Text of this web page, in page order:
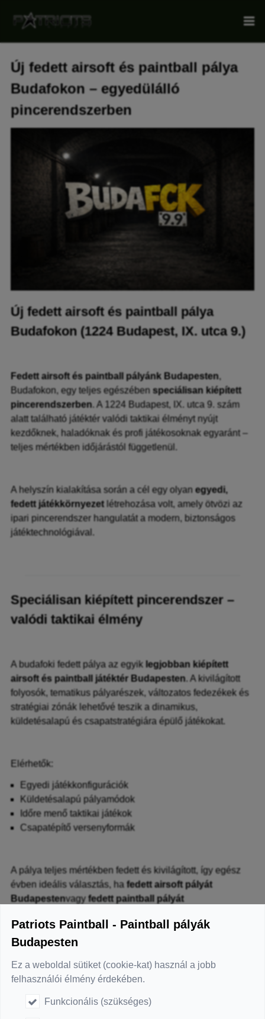
Új fedett airsoft és paintball pálya
Budafokon – egyedülálló
pincerendszerben
Új fedett airsoft és paintball pálya
Budafokon (1224 Budapest, IX. utca 9.)
Fedett airsoft és paintball pályánk Budapesten,
Budafokon, egy teljes egészében speciálisan kiépített
pincerendszerben. A 1224 Budapest, IX. utca 9. szám
alatt található játéktér valódi taktikai élményt nyújt
kezdőknek, haladóknak és profi játékosoknak egyaránt –
teljes mértékben időjárástól függetlenül.
A helyszín kialakítása során a cél egy olyan egyedi,
fedett játékkörnyezet létrehozása volt, amely ötvözi az
ipari pincerendszer hangulatát a modern, biztonságos
játéktechnológiával.
Speciálisan kiépített pincerendszer –
valódi taktikai élmény
A budafoki fedett pálya az egyik legjobban kiépített
airsoft és paintball játéktér Budapesten. A kivilágított
folyosók, tematikus pályarészek, változatos fedezékek és
stratégiai zónák lehetővé teszik a dinamikus,
küldetésalapú és csapatstratégiára épülő játékokat.
Elérhetők:
Egyedi játékkonfigurációk
Küldetésalapú pályamódok
Időre menő taktikai játékok
Csapatépítő versenyformák
A pálya teljes mértékben fedett és kivilágított, így egész
évben ideális választás, ha fedett airsoft pályát
Budapestenvagy fedett paintball pályát
Céges csapatépítés, baráti programok
és rendezvények
Patriots Paintball - Paintball pályák
Budapesten
Ez a weboldal sütiket (cookie-kat) használ a jobb
felhasználói élmény érdekében.
Funkcionális (szükséges)